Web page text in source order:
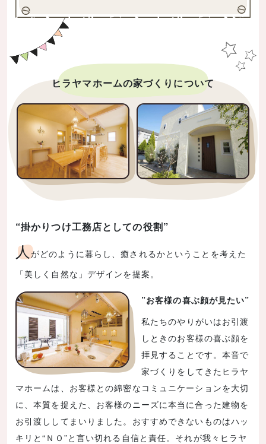
ヒラヤマホームの家づくりについて
“掛かりつけ工務店としての役割”
人がどのように暮らし、癒されるかということを考えた
「美しく自然な」デザインを提案。
”お客様の喜ぶ顔が見たい”
私たちのやりがいはお引渡
しときのお客様の喜ぶ顔を
拝見することです。本音で
家づくりをしてきたヒラヤ
マホームは、お客様との綿密なコミュニケーションを大切
に、本質を捉えた、お客様のニーズに本当に合った建物を
お引渡ししてまいりました。おすすめできないものはハッ
キリと“ＮＯ”と言い切れる自信と責任。それが我々ヒラヤ